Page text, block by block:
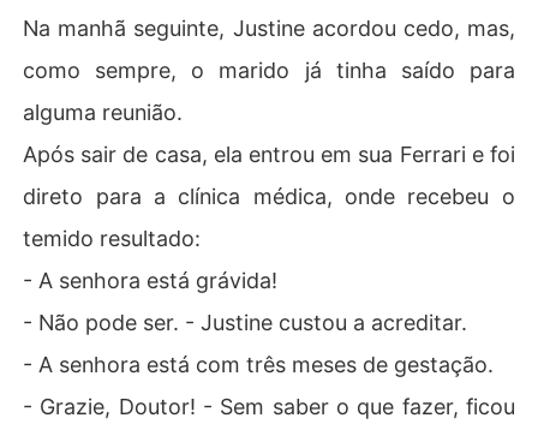
Na manhã seguinte, Justine acordou cedo, mas,
como sempre, o marido já tinha saído para
alguma reunião.
Após sair de casa, ela entrou em sua Ferrari e foi
direto para a clínica médica, onde recebeu o
temido resultado:
- A senhora está grávida!
- Não pode ser. - Justine custou a acreditar.
- A senhora está com três meses de gestação.
- Grazie, Doutor! - Sem saber o que fazer, ficou